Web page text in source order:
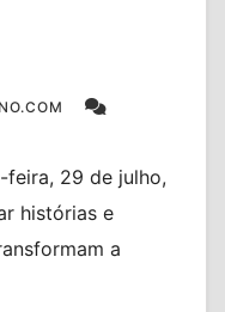
29 de julho,
histórias e
a